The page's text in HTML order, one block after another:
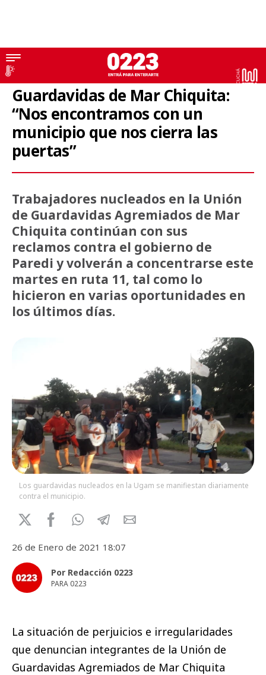
Mar Chiquita
Guardavidas de Mar Chiquita:
“Nos encontramos con un
municipio que nos cierra las
puertas”
Trabajadores nucleados en la Unión
de Guardavidas Agremiados de Mar
Chiquita continúan con sus
reclamos contra el gobierno de
Paredi y volverán a concentrarse este
martes en ruta 11, tal como lo
hicieron en varias oportunidades en
los últimos días.
Los guardavidas nucleados en la Ugam se manifiestan diariamente
contra el municipio.
26 de Enero de 2021 18:07
Por Redacción 0223
PARA 0223
La situación de perjuicios e irregularidades
que denuncian integrantes de la Unión de
Guardavidas Agremiados de Mar Chiquita